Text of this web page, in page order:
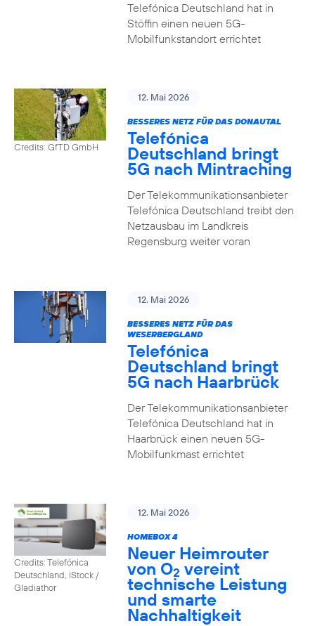
Telefónica Deutschland hat in
Stöffin einen neuen 5G-
Mobilfunkstandort errichtet
Credits: GfTD GmbH
12. Mai 2026
BESSERES NETZ FÜR DAS DONAUTAL
Telefónica
Deutschland bringt
5G nach Mintraching
Der Telekommunikationsanbieter
Telefónica Deutschland treibt den
Netzausbau im Landkreis
Regensburg weiter voran
12. Mai 2026
BESSERES NETZ FÜR DAS
WESERBERGLAND
Telefónica
Deutschland bringt
5G nach Haarbrück
Der Telekommunikationsanbieter
Telefónica Deutschland hat in
Haarbrück einen neuen 5G-
Mobilfunkmast errichtet
Credits: Telefónica
Deutschland, iStock /
Gladiathor
12. Mai 2026
HOMEBOX 4
Neuer Heimrouter
von O2 vereint
technische Leistung
und smarte
Nachhaltigkeit